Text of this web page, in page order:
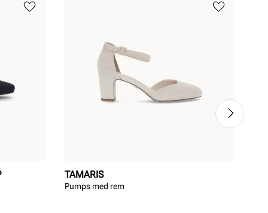
TAMARIS
Pumps med rem